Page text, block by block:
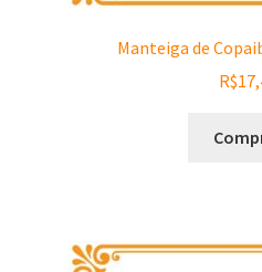
Manteiga de
R$